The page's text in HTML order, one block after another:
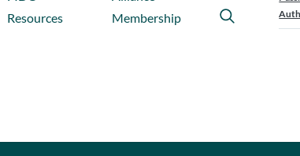
Resources
Membership